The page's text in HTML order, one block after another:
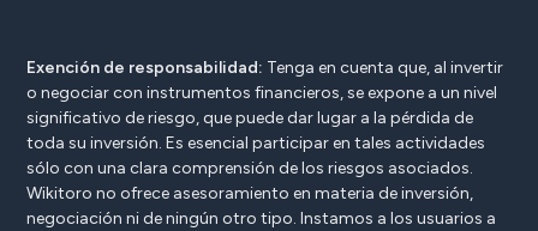
Exención de responsabilidad: Tenga en cuenta que, al invertir
o negociar con instrumentos financieros, se expone a un nivel
significativo de riesgo, que puede dar lugar a la pérdida de
toda su inversión. Es esencial participar en tales actividades
sólo con una clara comprensión de los riesgos asociados.
Wikitoro no ofrece asesoramiento en materia de inversión,
negociación ni de ningún otro tipo. Instamos a los usuarios a